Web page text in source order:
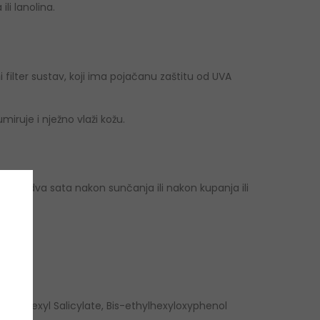
lanolina.
sustav, koji ima pojačanu zaštitu od UVA
i nježno vlaži kožu.
dva sata nakon sunčanja ili nakon kupanja ili
Ethylhexyl Salicylate, Bis-ethylhexyloxyphenol